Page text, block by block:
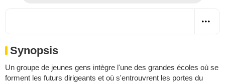
Synopsis
Un groupe de jeunes gens intègre l'une des grandes écoles où se
forment les futurs dirigeants et où s'entrouvrent les portes du